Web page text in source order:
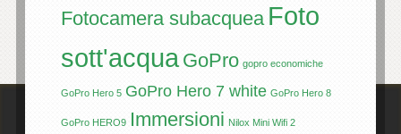
Fotocamera subacquea Foto
sott'acqua GoPro gopro economiche
GoPro Hero 5 GoPro Hero 7 white GoPro Hero 8
GoPro HERO9 Immersioni Nilox Mini Wifi 2